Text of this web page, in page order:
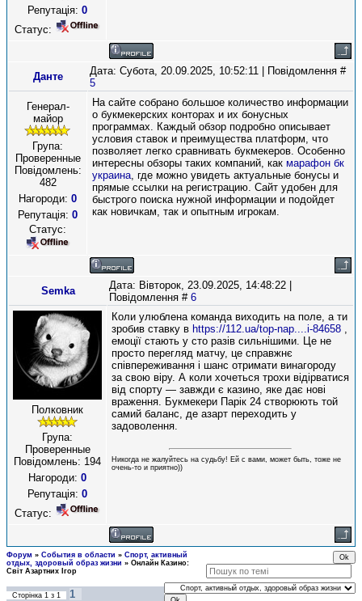
Репутація: 0
Статус:
Данте
Дата: Субота, 20.09.2025, 10:52:11 | Повідомлення #
5
Генерал-
майор
Група:
Проверенные
Повідомлень:
482
Нагороди: 0
Репутація: 0
Статус:
На сайте собрано большое количество информации
о букмекерских конторах и их бонусных
программах. Каждый обзор подробно описывает
условия ставок и преимущества платформ, что
позволяет легко сравнивать букмекеров. Особенно
интересны обзоры таких компаний, как марафон бк
украина, где можно увидеть актуальные бонусы и
прямые ссылки на регистрацию. Сайт удобен для
быстрого поиска нужной информации и подойдет
как новичкам, так и опытным игрокам.
Semka
Дата: Вівторок, 23.09.2025, 14:48:22 |
Повідомлення # 6
Полковник
Група:
Проверенные
Повідомлень: 194
Нагороди: 0
Репутація: 0
Статус:
Коли улюблена команда виходить на поле, а ти
зробив ставку в https://112.ua/top-nap....i-84658 ,
емоції стають у сто разів сильнішими. Це не
просто перегляд матчу, це справжнє
співпереживання і шанс отримати винагороду
за свою віру. А коли хочеться трохи відірватися
від спорту — завжди є казино, яке дає нові
враження. Букмекери Парік 24 створюють той
самий баланс, де азарт переходить у
задоволення.
Никогда не жалуйтесь на судьбу! Ей с вами, может быть, тоже не
очень-то и приятно))
Форум » События в области » Спорт, активный
отдых, здоровый образ жизни » Онлайн Казино:
Світ Азартних Ігор
Сторінка 1 з 1 1